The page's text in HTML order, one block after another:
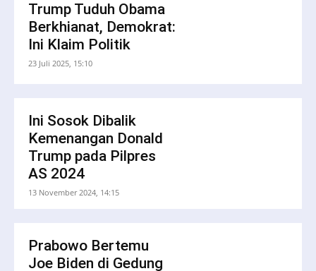
Trump Tuduh Obama
Berkhianat, Demokrat:
Ini Klaim Politik
23 Juli 2025, 15:10
Ini Sosok Dibalik
Kemenangan Donald
Trump pada Pilpres
AS 2024
13 November 2024, 14:15
Prabowo Bertemu
Joe Biden di Gedung